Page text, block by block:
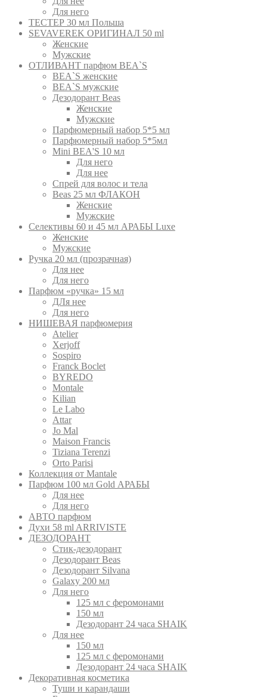
Для него
ТЕСТЕР 30 мл Польша
SEVAVEREK ОРИГИНАЛ 50 ml
Женские
Мужские
ОТЛИВАНТ парфюм BEA`S
BEA`S женские
BEA`S мужские
Дезодорант Beas
Женские
Мужские
Парфюмерный набор 5*5 мл
Парфюмерный набор 5*5мл
Mini BEA'S 10 мл
Для него
Для нее
Спрей для волос и тела
Beas 25 мл ФЛАКОН
Женские
Мужские
Селективы 60 и 45 мл АРАБЫ Luxe
Женские
Мужские
Ручка 20 мл (прозрачная)
Для нее
Для него
Парфюм «ручка» 15 мл
ДЛя нее
Для него
НИШЕВАЯ парфюмерия
Atelier
Xerjoff
Sospiro
Franck Boclet
BYREDO
Montale
Kilian
Le Labo
Attar
Jo Mal
Maison Francis
Tiziana Terenzi
Orto Parisi
Коллекция от Mantale
Парфюм 100 мл Gold АРАБЫ
Для нее
Для него
АВТО парфюм
Духи 58 ml ARRIVISTE
ДЕЗОДОРАНТ
Cтик-дезодорант
Дезодорант Beas
Дезодорант Silvana
Galaxy 200 мл
Для него
125 мл с феромонами
150 мл
Дезодорант 24 часа SHAIK
Для нее
150 мл
125 мл с феромонами
Дезодорант 24 часа SHAIK
Декоративная косметика
Туши и карандаши